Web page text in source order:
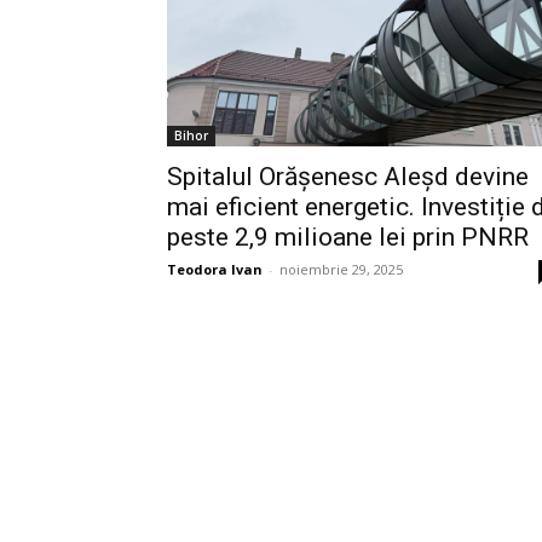
Bihor
Spitalul Orășenesc Aleșd devine
mai eficient energetic. Investiție
peste 2,9 milioane lei prin PNRR
Teodora Ivan - noiembrie 29, 2025